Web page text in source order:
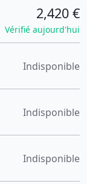
2,420 €
Vérifié aujourd'hui
Indisponible
Indisponible
Indisponible